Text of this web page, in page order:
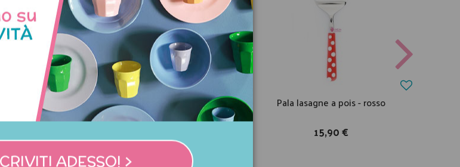
- fucsia Cucchiaio da tavola a pois - fucsia Pala lasagne a pois - rosso
15,90 €
ADESSO! >